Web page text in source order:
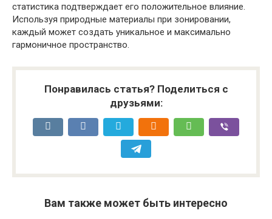
статистика подтверждает его положительное влияние.
Используя природные материалы при зонировании,
каждый может создать уникальное и максимально
гармоничное пространство.
Понравилась статья? Поделиться с
друзьями:
Вам также может быть интересно